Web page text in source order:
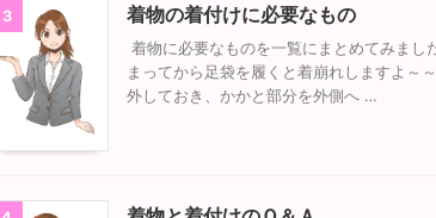
3 着物の着付けに必要なもの
着物に必要なものを一覧にまとめてみま
まってから足袋を履くと着崩れしますよ～
外しておき、かかと部分を外側へ …